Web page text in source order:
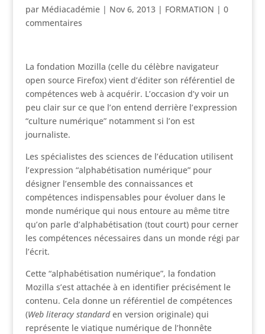
par Médiacadémie| Nov 6, 2013| FORMATION | 0
commentaires
La fondation Mozilla (celle du célèbre navigateur
open source Firefox) vient d’éditer son référentiel de
compétences web à acquérir. L’occasion d’y voir un
peu clair sur ce que l’on entend derrière l’expression
“culture numérique” notamment si l’on est
journaliste.
Les spécialistes des sciences de l’éducation utilisent
l’expression “alphabétisation numérique” pour
désigner l’ensemble des connaissances et
compétences indispensables pour évoluer dans le
monde numérique qui nous entoure au même titre
qu’on parle d’alphabétisation (tout court) pour cerner
les compétences nécessaires dans un monde régi par
l’écrit.
Cette “alphabétisation numérique”, la fondation
Mozilla s’est attachée à en identifier précisément le
contenu. Cela donne un référentiel de compétences
(Web literacy standarden version originale) qui
représente le viatique numérique de l’honnête